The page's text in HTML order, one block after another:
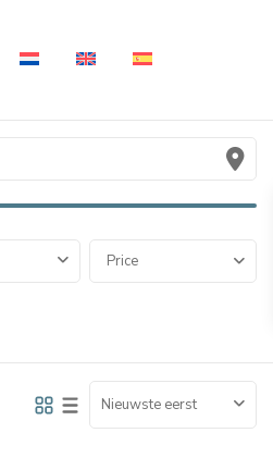
Price
Nieuwste eerst